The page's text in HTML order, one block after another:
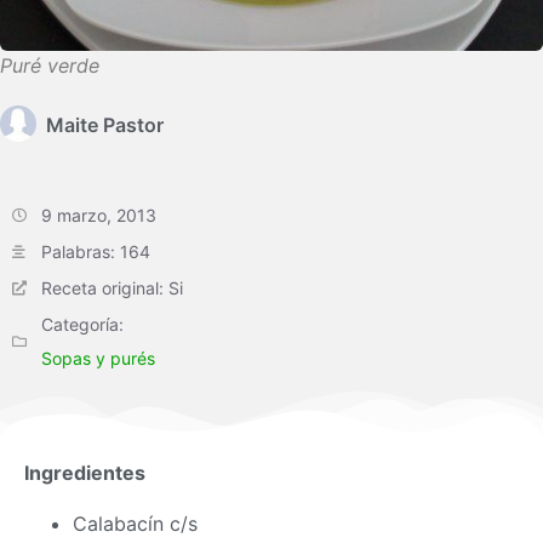
Puré verde
Maite Pastor
9 marzo, 2013
Palabras: 164
Receta original: Si
Categoría:
Sopas y purés
Ingredientes
Calabacín c/s